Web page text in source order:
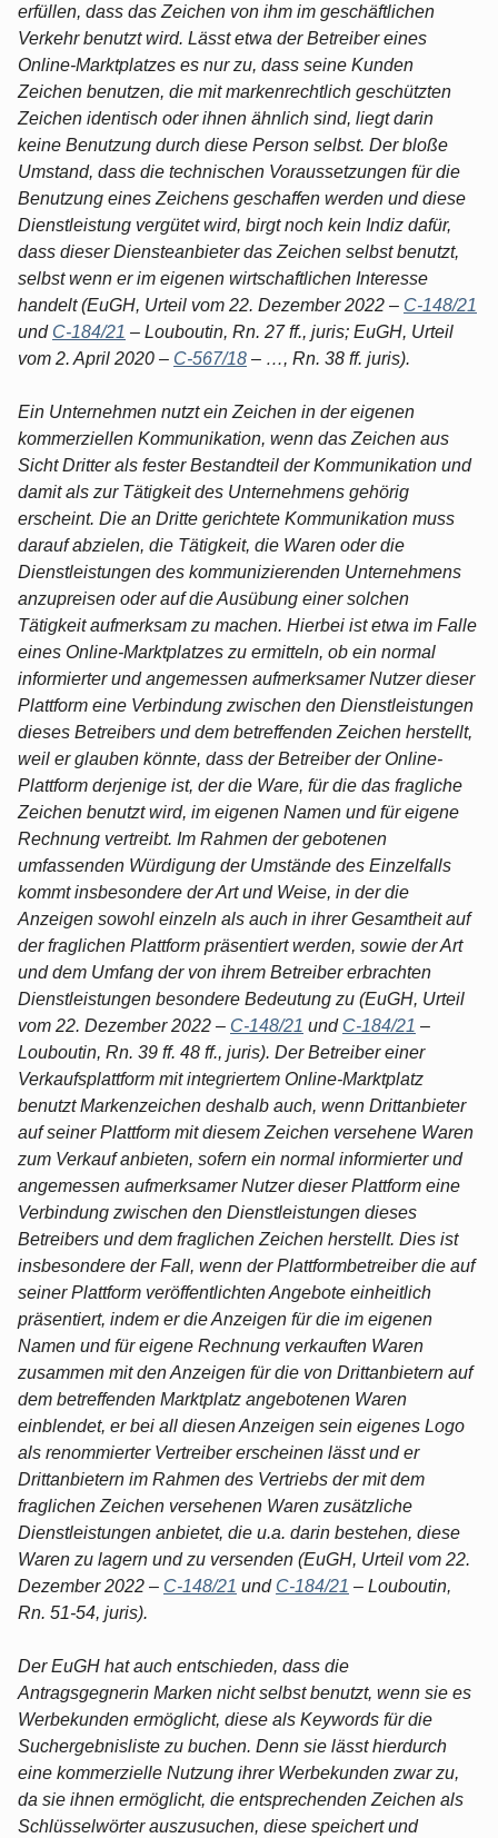
erfüllen, dass das Zeichen von ihm im geschäftlichen
Verkehr benutzt wird. Lässt etwa der Betreiber eines
Online-Marktplatzes es nur zu, dass seine Kunden
Zeichen benutzen, die mit markenrechtlich geschützten
Zeichen identisch oder ihnen ähnlich sind, liegt darin
keine Benutzung durch diese Person selbst. Der bloße
Umstand, dass die technischen Voraussetzungen für die
Benutzung eines Zeichens geschaffen werden und diese
Dienstleistung vergütet wird, birgt noch kein Indiz dafür,
dass dieser Diensteanbieter das Zeichen selbst benutzt,
selbst wenn er im eigenen wirtschaftlichen Interesse
handelt (EuGH, Urteil vom 22. Dezember 2022 – C-148/21
und C-184/21 – Louboutin, Rn. 27 ff., juris; EuGH, Urteil
vom 2. April 2020 – C-567/18 – …, Rn. 38 ff. juris).
Ein Unternehmen nutzt ein Zeichen in der eigenen
kommerziellen Kommunikation, wenn das Zeichen aus
Sicht Dritter als fester Bestandteil der Kommunikation und
damit als zur Tätigkeit des Unternehmens gehörig
erscheint. Die an Dritte gerichtete Kommunikation muss
darauf abzielen, die Tätigkeit, die Waren oder die
Dienstleistungen des kommunizierenden Unternehmens
anzupreisen oder auf die Ausübung einer solchen
Tätigkeit aufmerksam zu machen. Hierbei ist etwa im Falle
eines Online-Marktplatzes zu ermitteln, ob ein normal
informierter und angemessen aufmerksamer Nutzer dieser
Plattform eine Verbindung zwischen den Dienstleistungen
dieses Betreibers und dem betreffenden Zeichen herstellt,
weil er glauben könnte, dass der Betreiber der Online-
Plattform derjenige ist, der die Ware, für die das fragliche
Zeichen benutzt wird, im eigenen Namen und für eigene
Rechnung vertreibt. Im Rahmen der gebotenen
umfassenden Würdigung der Umstände des Einzelfalls
kommt insbesondere der Art und Weise, in der die
Anzeigen sowohl einzeln als auch in ihrer Gesamtheit auf
der fraglichen Plattform präsentiert werden, sowie der Art
und dem Umfang der von ihrem Betreiber erbrachten
Dienstleistungen besondere Bedeutung zu (EuGH, Urteil
vom 22. Dezember 2022 – C-148/21 und C-184/21 –
Louboutin, Rn. 39 ff. 48 ff., juris). Der Betreiber einer
Verkaufsplattform mit integriertem Online-Marktplatz
benutzt Markenzeichen deshalb auch, wenn Drittanbieter
auf seiner Plattform mit diesem Zeichen versehene Waren
zum Verkauf anbieten, sofern ein normal informierter und
angemessen aufmerksamer Nutzer dieser Plattform eine
Verbindung zwischen den Dienstleistungen dieses
Betreibers und dem fraglichen Zeichen herstellt. Dies ist
insbesondere der Fall, wenn der Plattformbetreiber die auf
seiner Plattform veröffentlichten Angebote einheitlich
präsentiert, indem er die Anzeigen für die im eigenen
Namen und für eigene Rechnung verkauften Waren
zusammen mit den Anzeigen für die von Drittanbietern auf
dem betreffenden Marktplatz angebotenen Waren
einblendet, er bei all diesen Anzeigen sein eigenes Logo
als renommierter Vertreiber erscheinen lässt und er
Drittanbietern im Rahmen des Vertriebs der mit dem
fraglichen Zeichen versehenen Waren zusätzliche
Dienstleistungen anbietet, die u.a. darin bestehen, diese
Waren zu lagern und zu versenden (EuGH, Urteil vom 22.
Dezember 2022 – C-148/21 und C-184/21 – Louboutin,
Rn. 51-54, juris).
Der EuGH hat auch entschieden, dass die
Antragsgegnerin Marken nicht selbst benutzt, wenn sie es
Werbekunden ermöglicht, diese als Keywords für die
Suchergebnisliste zu buchen. Denn sie lässt hierdurch
eine kommerzielle Nutzung ihrer Werbekunden zwar zu,
da sie ihnen ermöglicht, die entsprechenden Zeichen als
Schlüsselwörter auszusuchen, diese speichert und